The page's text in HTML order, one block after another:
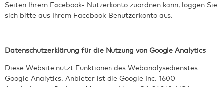
Seiten Ihrem Facebook- Nutzerkonto zuordnen kann, loggen Sie
sich bitte aus Ihrem Facebook-Benutzerkonto aus.
Datenschutzerklärung für die Nutzung von Google Analytics
Diese Website nutzt Funktionen des Webanalysedienstes
Google Analytics. Anbieter ist die Google Inc. 1600